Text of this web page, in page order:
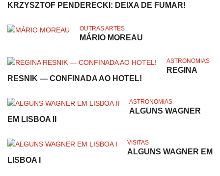
KRZYSZTOF PENDERECKI: DEIXA DE FUMAR!
OUTRAS ARTES
MÁRIO MOREAU
ASTRONOMIAS
REGINA
RESNIK — CONFINADA AO HOTEL!
ASTRONOMIAS
ALGUNS WAGNER
EM LISBOA II
VISITAS
ALGUNS WAGNER EM
LISBOA I